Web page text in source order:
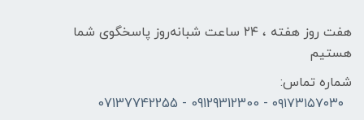
هفت روز هفته ، ۲۴ ساعت شبانه‌روز پاسخگوی شما
هستیم
شماره تماس:
۰۹۱۷۳۱۵۷۰۳۰ - 09129312300 - 07137742255